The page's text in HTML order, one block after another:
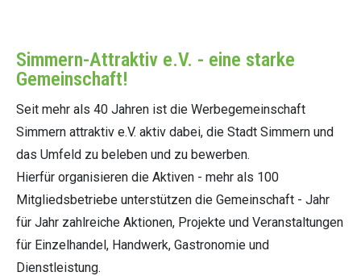
Simmern-Attraktiv e.V. - eine starke
Gemeinschaft!
Seit mehr als 40 Jahren ist die Werbegemeinschaft
Simmern attraktiv e.V. aktiv dabei, die Stadt Simmern und
das Umfeld zu beleben und zu bewerben.
Hierfür organisieren die Aktiven - mehr als 100
Mitgliedsbetriebe unterstützen die Gemeinschaft - Jahr
für Jahr zahlreiche Aktionen, Projekte und Veranstaltungen
für Einzelhandel, Handwerk, Gastronomie und
Dienstleistung.